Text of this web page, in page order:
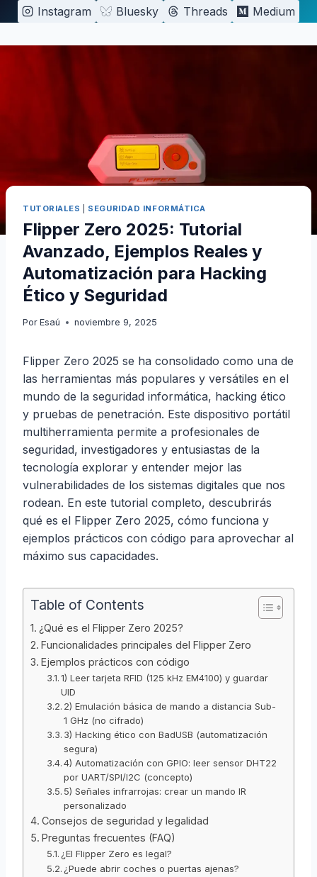
Saltar
al
contenido
Instagram Bluesky Threads Medium
TUTORIALES SEGURIDAD INFORMÁTICA
Flipper Zero 2025: Tutorial
Avanzado, Ejemplos Reales y
Automatización para Hacking
Ético y Seguridad
Por Esaú noviembre 9, 2025
Flipper Zero 2025 se ha consolidado como una de
las herramientas más populares y versátiles en el
mundo de la seguridad informática, hacking ético
y pruebas de penetración. Este dispositivo portátil
multiherramienta permite a profesionales de
seguridad, investigadores y entusiastas de la
tecnología explorar y entender mejor las
vulnerabilidades de los sistemas digitales que nos
rodean. En este tutorial completo, descubrirás
qué es el Flipper Zero 2025, cómo funciona y
ejemplos prácticos con código para aprovechar al
máximo sus capacidades.
Table of Contents
¿Qué es el Flipper Zero 2025?
Funcionalidades principales del Flipper Zero
Ejemplos prácticos con código
1) Leer tarjeta RFID (125 kHz EM4100) y guardar
UID
2) Emulación básica de mando a distancia Sub-
1 GHz (no cifrado)
3) Hacking ético con BadUSB (automatización
segura)
4) Automatización con GPIO: leer sensor DHT22
por UART/SPI/I2C (concepto)
5) Señales infrarrojas: crear un mando IR
personalizado
Consejos de seguridad y legalidad
Preguntas frecuentes (FAQ)
¿El Flipper Zero es legal?
¿Puede abrir coches o puertas ajenas?